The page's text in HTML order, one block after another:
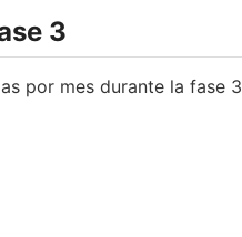
3
por mes durante la fase 3